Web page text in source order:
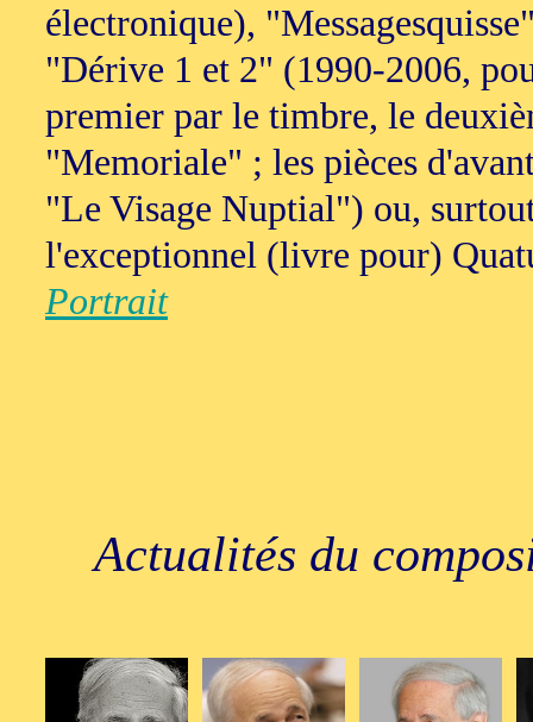
électronique),
"Dérive 1 et 2" (1990-2006,
premier par le timbre, le
"Memoriale" ; les pièces
"Le Visage Nuptial") ou,
l'exceptionnel (livre pour)
Portrait
Actualités du